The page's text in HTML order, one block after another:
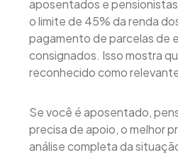
aposentados e
o limite de 45% da renda
pagamento de parcelas de
consignados. Isso mostra
reconhecido como
Se você é aposentado,
precisa de apoio, o melhor
análise completa da